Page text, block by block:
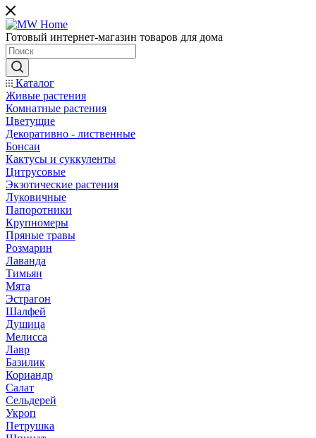
Готовый интернет-магазин товаров для дома
Каталог
Живые растения
Комнатные растения
Цветущие
Декоративно - лиственные
Бонсаи
Кактусы и суккуленты
Цитрусовые
Экзотические растения
Луковичные
Папоротники
Крупномеры
Пряные травы
Розмарин
Лаванда
Тимьян
Мята
Эстрагон
Шалфей
Душица
Мелисса
Лавр
Базилик
Кориандр
Салат
Сельдерей
Укроп
Петрушка